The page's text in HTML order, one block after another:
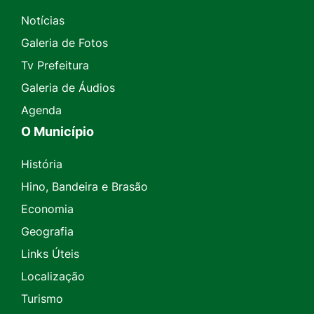
Notícias
Galeria de Fotos
Tv Prefeitura
Galeria de Áudios
Agenda
O Município
História
Hino, Bandeira e Brasão
Economia
Geografia
Links Úteis
Localização
Turismo